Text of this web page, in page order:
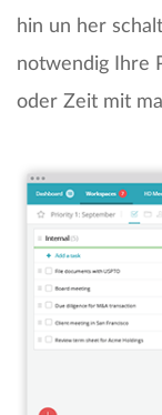
hin un her
notwendig Ihre
oder Zeit mit